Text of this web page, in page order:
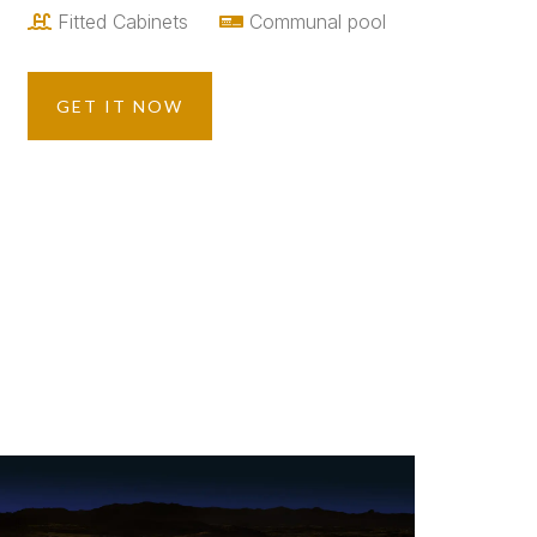
Fitted Cabinets Сommunal pool
GET IT NOW